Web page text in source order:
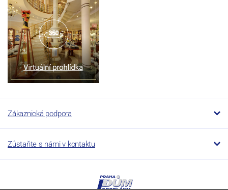
Zákaznická podpora
Zůstaňte s námi v kontaktu